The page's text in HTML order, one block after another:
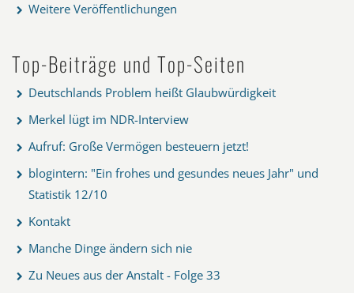
Weitere Veröffentlichungen
Top-Beiträge und Top-Seiten
Deutschlands Problem heißt Glaubwürdigkeit
Merkel lügt im NDR-Interview
Aufruf: Große Vermögen besteuern jetzt!
blogintern: "Ein frohes und gesundes neues Jahr" und
Statistik 12/10
Kontakt
Manche Dinge ändern sich nie
Zu Neues aus der Anstalt - Folge 33